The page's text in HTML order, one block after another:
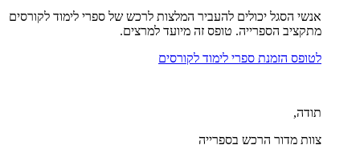
אנשי הסגל יכולים להעביר המלצות לרכש של ספרי לימוד לקורסים
מתקציב הספרייה. טופס זה מיועד למרצים.
לטופס הזמנת ספרי לימוד לקורסים
תודה,
צוות מדור הרכש בספרייה